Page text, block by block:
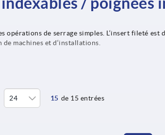
opérations de serrage simples. L‘insert fileté
machines et d‘installations.
15 de 15 entrées